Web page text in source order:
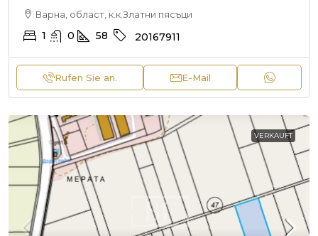
Варна, област, к.к.Златни пясъци
1 0 58 20167911
Rufen Sie an. E-Mail
VERKAUFT